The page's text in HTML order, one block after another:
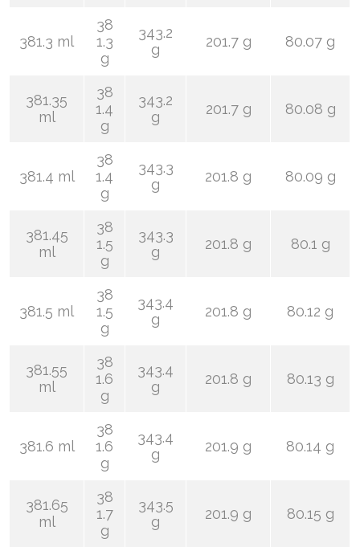
381.3 ml
38
1.3
g
343.2
g
201.7 g 80.07 g
381.35
ml
38
1.4
g
343.2
g
201.7 g 80.08 g
381.4 ml
38
1.4
g
343.3
g
201.8 g 80.09 g
381.45
ml
38
1.5
g
343.3
g
201.8 g 80.1 g
381.5 ml
38
1.5
g
343.4
g
201.8 g 80.12 g
381.55
ml
38
1.6
g
343.4
g
201.8 g 80.13 g
381.6 ml
38
1.6
g
343.4
g
201.9 g 80.14 g
381.65
ml
38
1.7
g
343.5
g
201.9 g 80.15 g